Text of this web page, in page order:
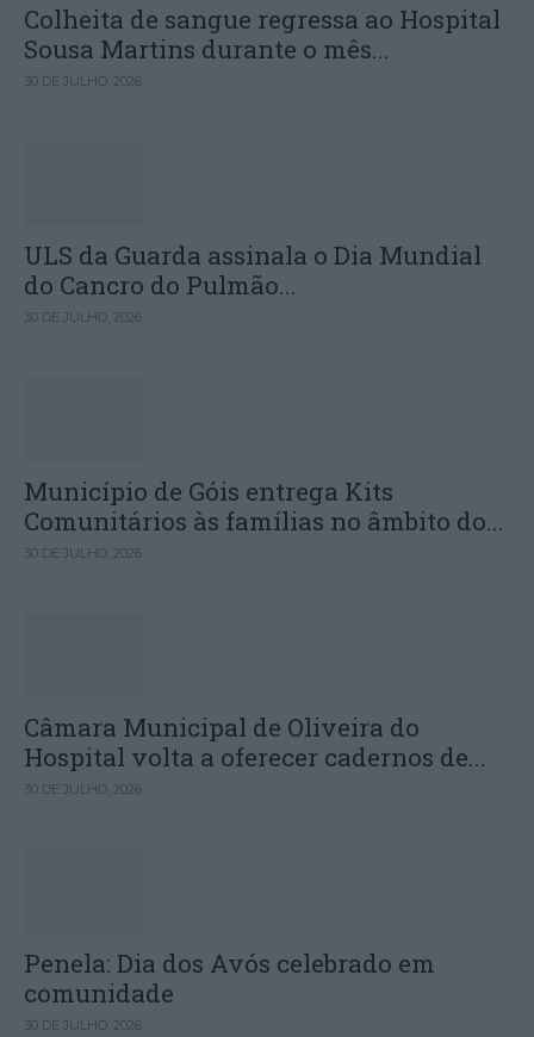
Colheita de sangue regressa ao Hospital
Sousa Martins durante o mês...
30 DE JULHO, 2026
ULS da Guarda assinala o Dia Mundial
do Cancro do Pulmão...
30 DE JULHO, 2026
Município de Góis entrega Kits
Comunitários às famílias no âmbito do...
30 DE JULHO, 2026
Câmara Municipal de Oliveira do
Hospital volta a oferecer cadernos de...
30 DE JULHO, 2026
Penela: Dia dos Avós celebrado em
comunidade
30 DE JULHO, 2026